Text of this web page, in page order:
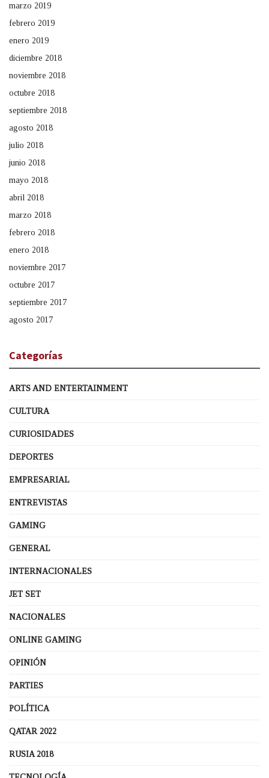
marzo 2019
febrero 2019
enero 2019
diciembre 2018
noviembre 2018
octubre 2018
septiembre 2018
agosto 2018
julio 2018
junio 2018
mayo 2018
abril 2018
marzo 2018
febrero 2018
enero 2018
noviembre 2017
octubre 2017
septiembre 2017
agosto 2017
Categorías
ARTS AND ENTERTAINMENT
CULTURA
CURIOSIDADES
DEPORTES
EMPRESARIAL
ENTREVISTAS
GAMING
GENERAL
INTERNACIONALES
JET SET
NACIONALES
ONLINE GAMING
OPINIÓN
PARTIES
POLÍTICA
QATAR 2022
RUSIA 2018